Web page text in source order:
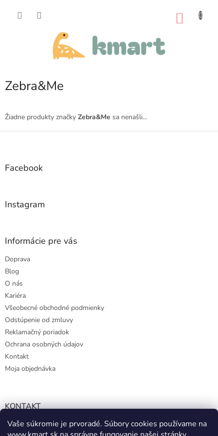
Vaše súkromie je prvoradé. Súbory cookies používame na
Zebra&Me
Žiadne produkty značky Zebra&Me sa nenašli...
Z
Facebook
Instagram
Informácie pre vás
Doprava
Blog
O nás
Kariéra
Všeobecné obchodné podmienky
Odstúpenie od zmluvy
Reklamačný poriadok
Ochrana osobných údajov
Kontakt
Moja objednávka
KONTAKT
info@kmart.sk